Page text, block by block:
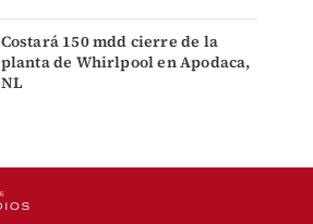
Costará 150 mdd cierre de la
planta de Whirlpool en Apodaca,
NL